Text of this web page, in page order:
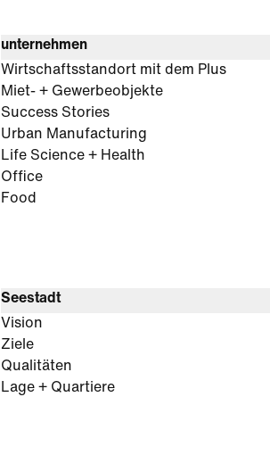
unternehmen
Wirtschaftsstandort mit dem Plus
Miet- + Gewerbeobjekte
Success Stories
Urban Manufacturing
Life Science + Health
Office
Food
Seestadt
Vision
Ziele
Qualitäten
Lage + Quartiere